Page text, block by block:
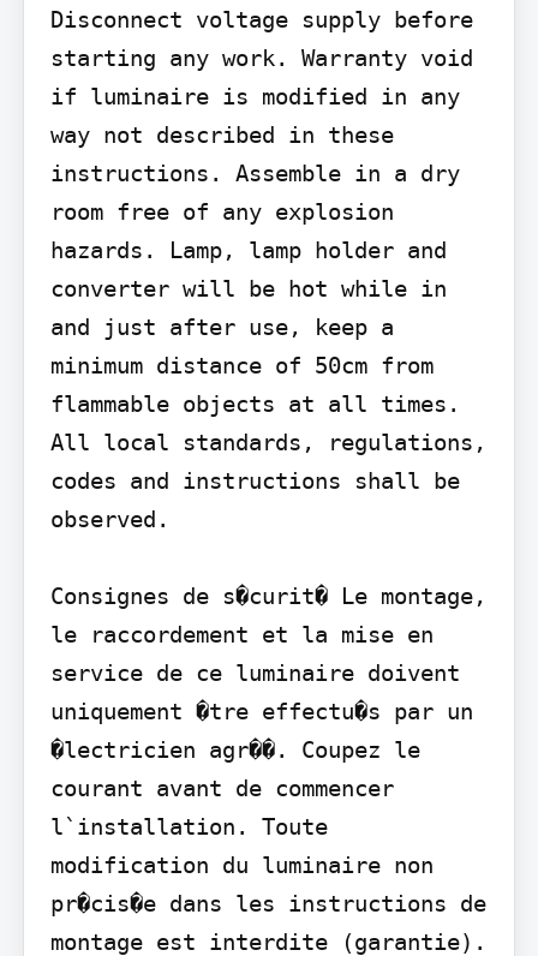
Disconnect voltage supply before
starting any work. Warranty void
if luminaire is modified in any
way not described in these
instructions. Assemble in a dry
room free of any explosion
hazards. Lamp, lamp holder and
converter will be hot while in
and just after use, keep a
minimum distance of 50cm from
flammable objects at all times.
All local standards, regulations,
codes and instructions shall be
observed.
Consignes de s�curit� Le montage,
le raccordement et la mise en
service de ce luminaire doivent
uniquement �tre effectu�s par un
�lectricien agr��. Coupez le
courant avant de commencer
l`installation. Toute
modification du luminaire non
pr�cis�e dans les instructions de
montage est interdite (garantie).